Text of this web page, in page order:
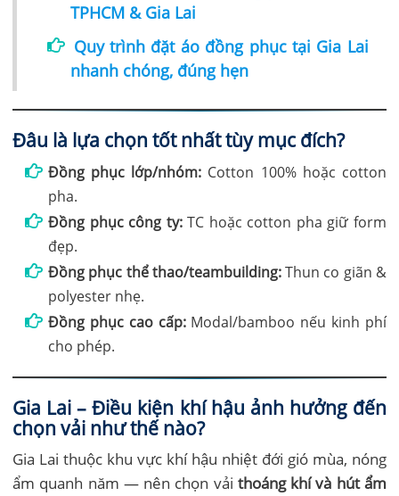
TPHCM & Gia Lai
Quy trình đặt áo đồng phục tại Gia Lai
nhanh chóng, đúng hẹn
Đâu là lựa chọn tốt nhất tùy mục đích?
Đồng phục lớp/nhóm: Cotton 100% hoặc cotton
pha.
Đồng phục công ty:TC hoặc cotton pha giữ form
đẹp.
Đồng phục thể thao/teambuilding:Thun co giãn &
polyester nhẹ.
Đồng phục cao cấp:Modal/bamboo nếu kinh phí
cho phép.
Gia Lai – Điều kiện khí hậu ảnh hưởng đến
chọn vải như thế nào?
Gia Lai thuộc khu vực khí hậu nhiệt đới gió mùa, nóng
ẩm quanh năm — nên chọn vải thoáng khí và hút ẩm